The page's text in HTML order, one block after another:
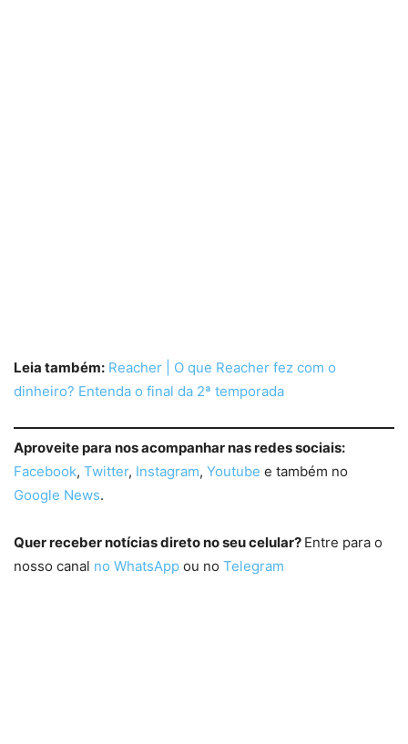
Leia também: Reacher | O que Reacher fez com o
dinheiro? Entenda o final da 2ª temporada
Aproveite para nos acompanhar nas redes sociais:
Facebook, Twitter, Instagram, Youtube e também no
Google News.
Quer receber notícias direto no seu celular? Entre para o
nosso canal no WhatsApp ou no Telegram